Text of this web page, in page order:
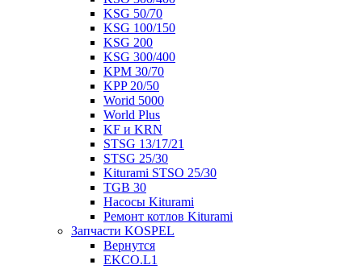
KSG 50/70
KSG 100/150
KSG 200
KSG 300/400
KPM 30/70
KPP 20/50
Worid 5000
World Plus
KF и KRN
STSG 13/17/21
STSG 25/30
Kiturami STSO 25/30
TGB 30
Насосы Kiturami
Ремонт котлов Kiturami
Запчасти KOSPEL
Вернутся
EKCO.L1